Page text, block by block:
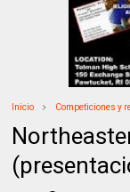
Inicio Competiciones y